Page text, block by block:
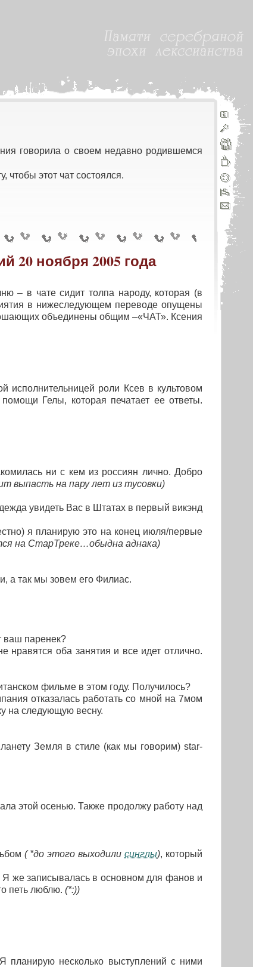
говорила о своем недавно родившемся
чтобы этот чат состоялся.
20 ноября 2005 года
– в чате сидит толпа народу, которая (в
в нижеследующем переводе опущены
объединены общим –«ЧАТ». Ксения
исполнительницей роли Ксев в культовом
Гелы, которая печатает ее ответы.
ни с кем из россиян лично. Добро
выпасть на пару лет из тусовки)
увидеть Вас в Штатах в первый викэнд
я планирую это на конец июля/первые
на СтарТреке…обыдна аднака)
а так мы зовем его Филиас.
ваш паренек?
оба занятия и все идет отлично.
фильме в этом году. Получилось?
отказалась работать со мной на 7мом
на следующую весну.
Земля в стиле (как мы говорим) star-
этой осенью. Также продолжу работу над
( *до этого выходилисинглы), который
Я же записывалась в основном для фанов и
петь люблю. (*:))
планирую несколько выступлений с ними